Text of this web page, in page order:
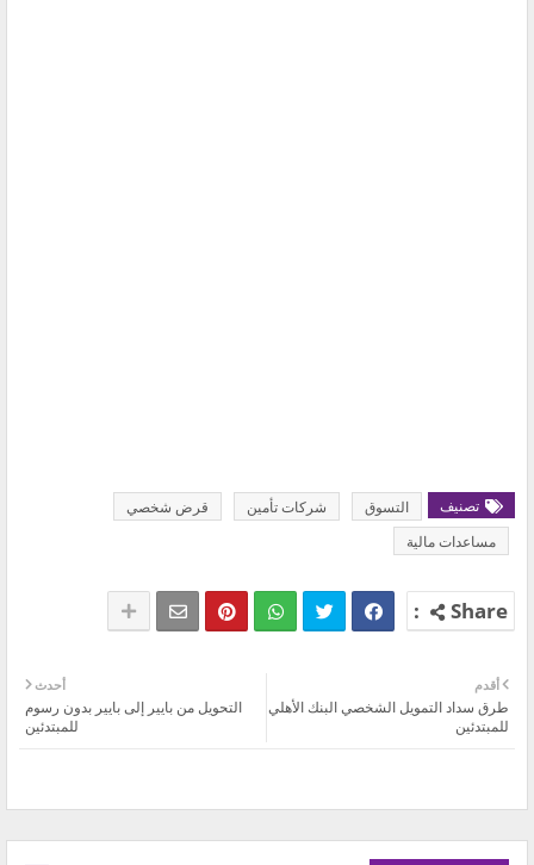
تصنيف التسوق شركات تأمين
قرض شخصي
مساعدات مالية
أحدث
التحويل من بايير إلى بايير بدون رسوم
للمبتدئين
أقدم
طرق سداد التمويل الشخصي البنك الأهلي
للمبتدئين